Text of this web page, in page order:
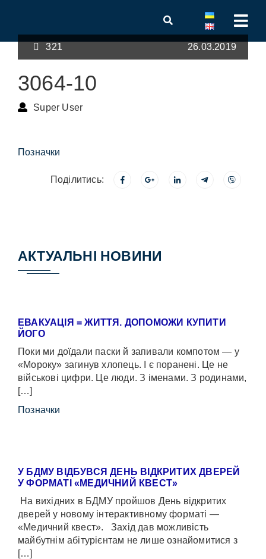
321 26.03.2019
3064-10
Super User
Позначки
Поділитись:
АКТУАЛЬНІ НОВИНИ
ЕВАКУАЦІЯ = ЖИТТЯ. ДОПОМОЖИ КУПИТИ
ЙОГО
Поки ми доїдали паски й запивали компотом — у
«Мороку» загинув хлопець. І є поранені. Це не
військові цифри. Це люди. З іменами. З родинами,
[…]
Позначки
У БДМУ ВІДБУВСЯ ДЕНЬ ВІДКРИТИХ ДВЕРЕЙ
У ФОРМАТІ «МЕДИЧНИЙ КВЕСТ»
На вихідних в БДМУ пройшов День відкритих
дверей у новому інтерактивному форматі —
«Медичний квест». Захід дав можливість
майбутнім абітурієнтам не лише ознайомитися з
[…]